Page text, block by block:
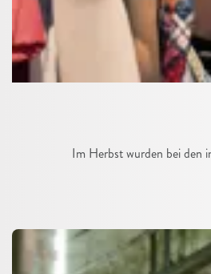
Im Herbst wurden bei den